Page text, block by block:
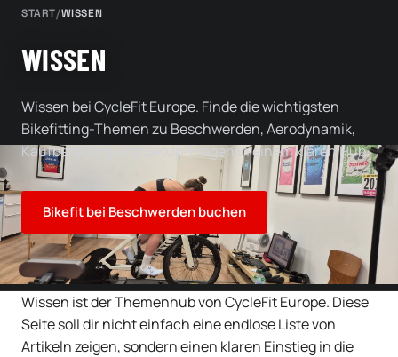
START/WISSEN
WISSEN
Wissen bei CycleFit Europe. Finde die wichtigsten
Bikefitting-Themen zu Beschwerden, Aerodynamik,
Kaufberatung und Setup-Fragen in einem klaren Hub.
Bikefit bei Beschwerden buchen
Wissen ist der Themenhub von CycleFit Europe. Diese
Seite soll dir nicht einfach eine endlose Liste von
Artikeln zeigen, sondern einen klaren Einstieg in die